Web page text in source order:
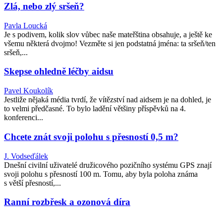
Zlá, nebo zlý sršeň?
Pavla Loucká
Je s podivem, kolik slov vůbec naše mateřština obsahuje, a ještě ke
všemu některá dvojmo! Vezměte si jen podstatná jména: ta sršeň/ten
sršeň,...
Skepse ohledně léčby aidsu
Pavel Koukolík
Jestliže nějaká média tvrdí, že vítězství nad aidsem je na dohled, je
to velmi předčasné. To bylo ladění většiny příspěvků na 4.
konferenci...
Chcete znát svoji polohu s přesností 0,5 m?
J. Vodseďálek
Dnešní civilní uživatelé družicového pozičního systému GPS znají
svoji polohu s přesností 100 m. Tomu, aby byla poloha známa
s větší přesností,...
Ranní rozbřesk a ozonová díra